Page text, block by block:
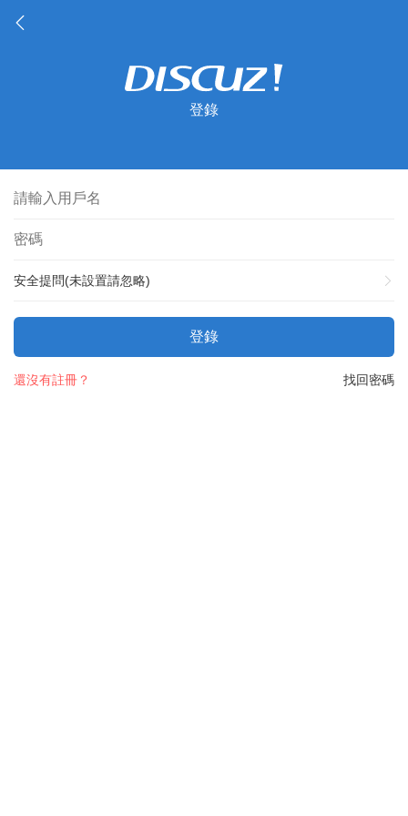
登錄
安全提問(未設置請忽略)
登錄
找回密碼
還沒有註冊？